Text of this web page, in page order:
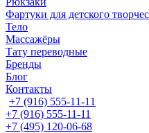
Фартуки для детского
Тело
Массажёры
Тату переводные
Бренды
Блог
Контакты
+7 (916) 555-11-11
+7 (916) 555-11-11
+7 (495) 120-06-68